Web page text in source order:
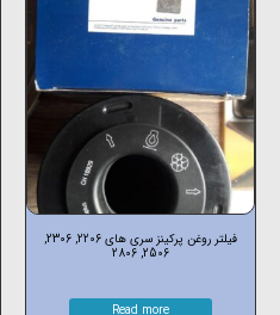
فیلتر روغن پرکینز سری های 2206, 2306,
2506, 2806
Read more